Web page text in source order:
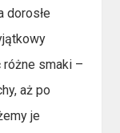
dorosłe
różne smaki –
aż po
je